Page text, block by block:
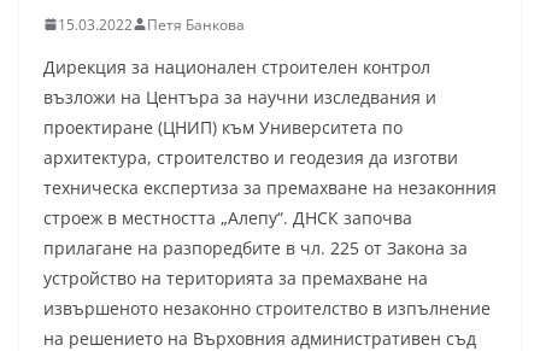
15.03.2022 Петя Банкова
Дирекция за национален строителен контрол
възложи на Центъра за научни изследвания и
проектиране (ЦНИП) към Университета по
архитектура, строителство и геодезия да изготви
техническа експертиза за премахване на незаконния
строеж в местността „Алепу“. ДНСК започва
прилагане на разпоредбите в чл. 225 от Закона за
устройство на територията за премахване на
извършеното незаконно строителство в изпълнение
на решението на Върховния административен съд